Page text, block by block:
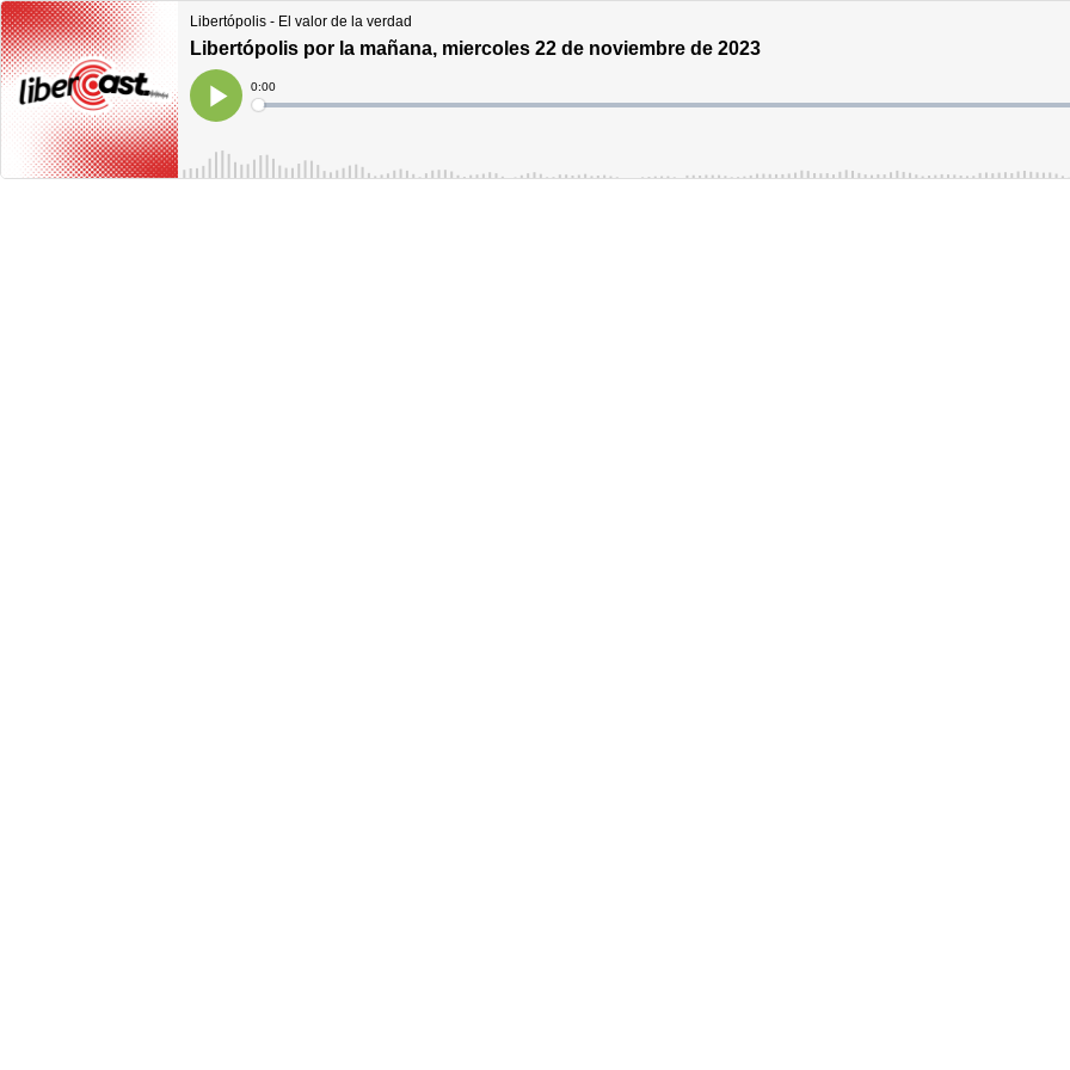
Libertópolis - El valor de la verdad
Libertópolis por la mañana, miercoles 22 de noviembre de 2023
Play
Current
Time
0:00
Loaded: